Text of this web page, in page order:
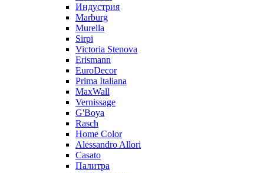
Индустрия
Marburg
Murella
Sirpi
Victoria Stenova
Erismann
EuroDecor
Prima Italiana
MaxWall
Vernissage
G'Boya
Rasch
Home Color
Alessandro Allori
Casato
Палитра